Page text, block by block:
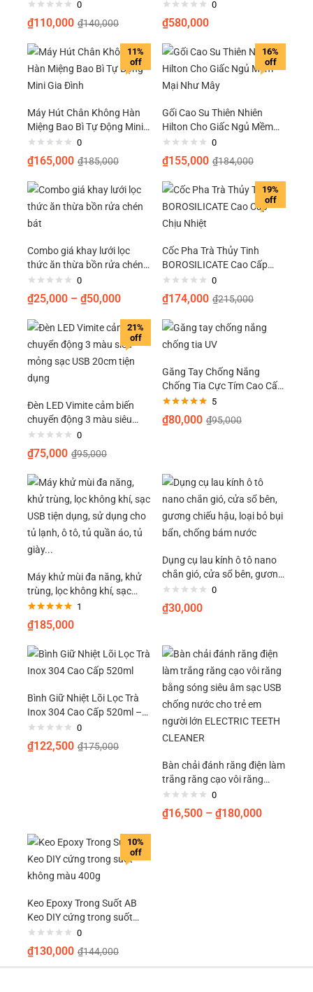
Thông số sản phẩm
Loại sản phẩm:Khăn giấy ướt tẩm dung dịch Nano
(Disposable Nano Wipes).
Đóng gói:Hộp số lượng 100 miếng.
Chất liệu:
Giấy lụa mềm dai, không để lại xơ vải.
hiểm, màn hình smartphone, ống kính camera.
Nước 0
₫110,000 ₫140,000
2.8 inch xoay 360° cảnh báo
chống trộm theo dõi chuyển
động
0
₫580,000
11%
off
Máy Hút Chân Không Hàn
Miệng Bao Bì Tự Động Mini
Gia Đình
0
₫165,000 ₫185,000
16%
off
Gối Cao Su Thiên Nhiên
Hilton Cho Giấc Ngủ Mềm
Mại Như Mây
0
₫155,000 ₫184,000
Combo giá khay lưới lọc
thức ăn thừa bồn rửa chén
bát
0
₫25,000 – ₫50,000
19%
off
Cốc Pha Trà Thủy Tinh
BOROSILICATE Cao Cấp
Chịu Nhiệt 0
₫174,000 ₫215,000
21%
off
Đèn LED Vimite cảm biến
chuyển động 3 màu siêu
mỏng sạc USB 20cm tiện
dụng
0
₫75,000 ₫95,000
Găng Tay Chống Nắng
Chống Tia Cực Tím Cao Cấp
Chuẩn UPF50+
Được xếp
hạng5.005
5
₫80,000 ₫95,000
Máy khử mùi đa năng, khử
trùng, lọc không khí, sạc
USB tiện dụng, sử dụng cho
tủ lạnh, ô tô, tủ quần áo, tủ
giày…
Được xếp
hạng5.005
1
₫185,000
Dụng cụ lau kính ô tô nano
chắn gió, cửa sổ bên, gương
chiếu hậu, loại bỏ bụi bẩn,
chống bám nước
0
₫30,000
Bình Giữ Nhiệt Lõi Lọc Trà
Inox 304 Cao Cấp 520ml –
Giữ Nhiệt Lâu, Thiết Kế Hiện
Đại
0
₫122,500 ₫175,000
Bàn chải đánh răng điện làm
trắng răng cạo vôi răng
bằng sóng siêu âm sạc USB
chống nước cho trẻ em
người lớn ELECTRIC TEETH
0
₫16,500 – ₫180,000
10%
off
Keo Epoxy Trong Suốt AB
Keo DIY cứng trong suốt
không màu 400g
0
₫130,000 ₫144,000